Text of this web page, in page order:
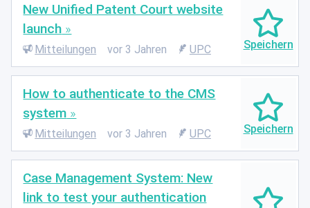
New Unified Patent Court website
launch
Mitteilungen vor 3 Jahren UPC
How to authenticate to the CMS
system
Mitteilungen vor 3 Jahren UPC
Case Management System: New
link to test your authentication